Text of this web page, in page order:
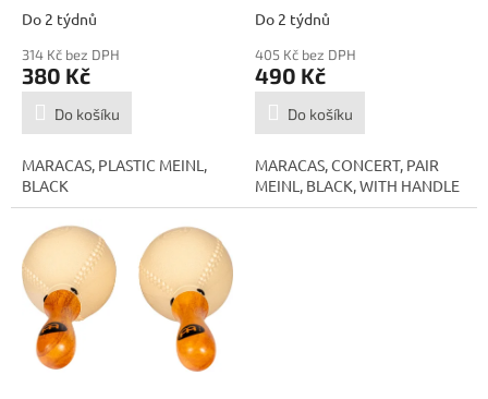
Do 2 týdnů
314 Kč bez DPH
380 Kč
Do košíku
MARACAS, PLASTIC MEINL,
BLACK
Do 2 týdnů
405 Kč bez DPH
490 Kč
Do košíku
MARACAS, CONCERT, PAIR
MEINL, BLACK, WITH HANDLE